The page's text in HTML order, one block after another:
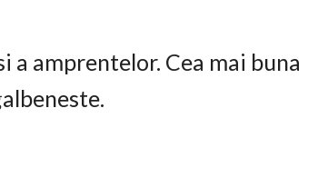
amprentelor. Cea mai buna